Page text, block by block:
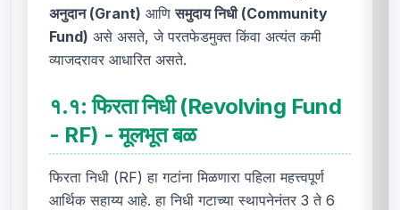
अनुदान (Grant) आणिसमुदाय निधी (Community
Fund) असे असते, जे परतफेडमुक्त किंवा अत्यंत कमी
व्याजदरावर आधारित असते.
१.१:फिरता निधी (Revolving Fund
- RF) - मूलभूत बळ
फिरता निधी (RF) हा गटांना मिळणारा पहिला महत्त्वपूर्ण
आर्थिक सहाय्य आहे. हा निधी गटाच्या स्थापनेनंतर 3 ते 6